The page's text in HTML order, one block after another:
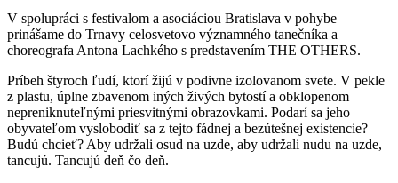
V spolupráci s festivalom a asociáciou Bratislava v pohybe
prinášame do Trnavy celosvetovo významného tanečníka a
choreografa Antona Lachkého s predstavením THE OTHERS.
Príbeh štyroch ľudí, ktorí žijú v podivne izolovanom svete. V pekle
z plastu, úplne zbavenom iných živých bytostí a obklopenom
nepreniknuteľnými priesvitnými obrazovkami. Podarí sa jeho
obyvateľom vyslobodiť sa z tejto fádnej a bezútešnej existencie?
Budú chcieť? Aby udržali osud na uzde, aby udržali nudu na uzde,
tancujú. Tancujú deň čo deň.